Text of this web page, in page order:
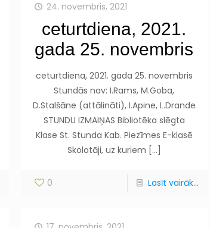
24. novembris, 2021
ceturtdiena, 2021.
gada 25. novembris
ceturtdiena, 2021. gada 25. novembris
Stundās nav: I.Rams, M.Goba,
D.Stalšāne (attālināti), I.Apine, L.Drande
STUNDU IZMAIŅAS Bibliotēka slēgta
Klase St. Stunda Kab. Piezīmes E-klasē
Skolotāji, uz kuriem […]
0 Lasīt vairāk...